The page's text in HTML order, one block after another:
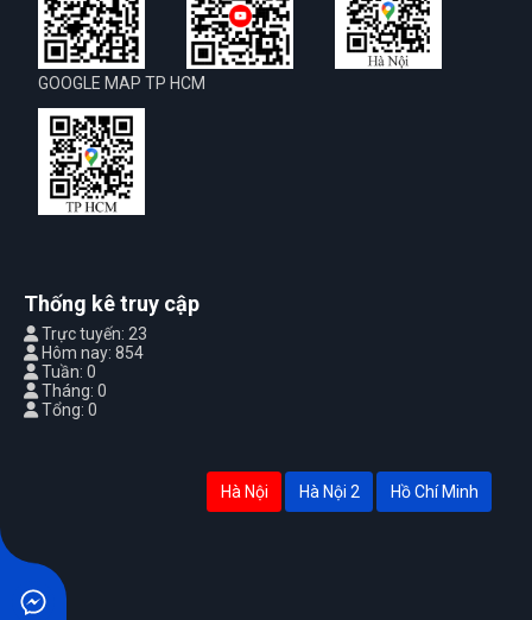
GOOGLE MAP TP HCM
Thống kê truy cập
Trực tuyến: 23
Hôm nay: 854
Tuần: 0
Tháng: 0
Tổng: 0
Hà Nội Hà Nội 2 Hồ Chí Minh